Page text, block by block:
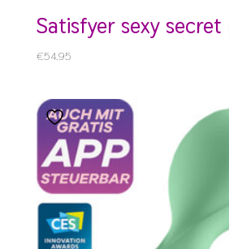
satisfyer sexy
€54.95